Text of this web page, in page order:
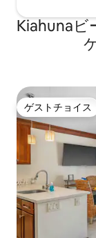
Kiahunaビ
ゲストチョイス
ゲストチョイス